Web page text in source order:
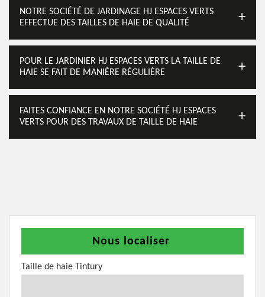
NOTRE SOCIÉTÉ DE JARDINAGE HJ ESPACES VERTS
EFFECTUE DES TAILLES DE HAIE DE QUALITÉ
POUR LE JARDINIER HJ ESPACES VERTS LA TAILLE DE
HAIE SE FAIT DE MANIÈRE RÉGULIÈRE
FAITES CONFIANCE EN NOTRE SOCIÉTÉ HJ ESPACES
VERTS POUR DES TRAVAUX DE TAILLE DE HAIE
Nous localiser
Taille de haie Tintury